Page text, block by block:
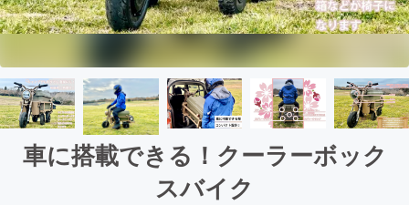
車に搭載できる！クーラーボック
スバイク